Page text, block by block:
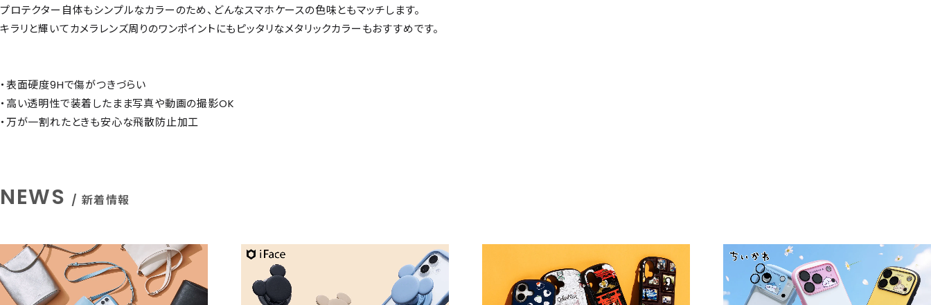
プロテクター自体もシンプルなカラーのため、どんなスマホケースの色味ともマッチします。
キラリと輝いてカメラレンズ周りのワンポイントにもピッタリなメタリックカラーもおすすめです。
・表面硬度9Hで傷がつきづらい
・高い透明性で装着したまま写真や動画の撮影OK
・万が一割れたときも安心な飛散防止加工
NEWS / 新着情報